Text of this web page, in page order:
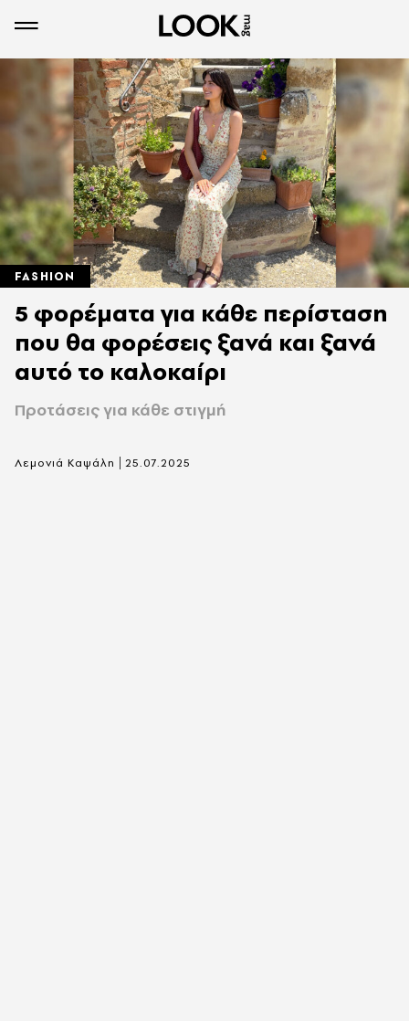
FASHION
5 φορέματα για κάθε περίσταση
που θα φορέσεις ξανά και ξανά
αυτό το καλοκαίρι
Προτάσεις για κάθε στιγμή
Λεμονιά Καψάλη | 25.07.2025